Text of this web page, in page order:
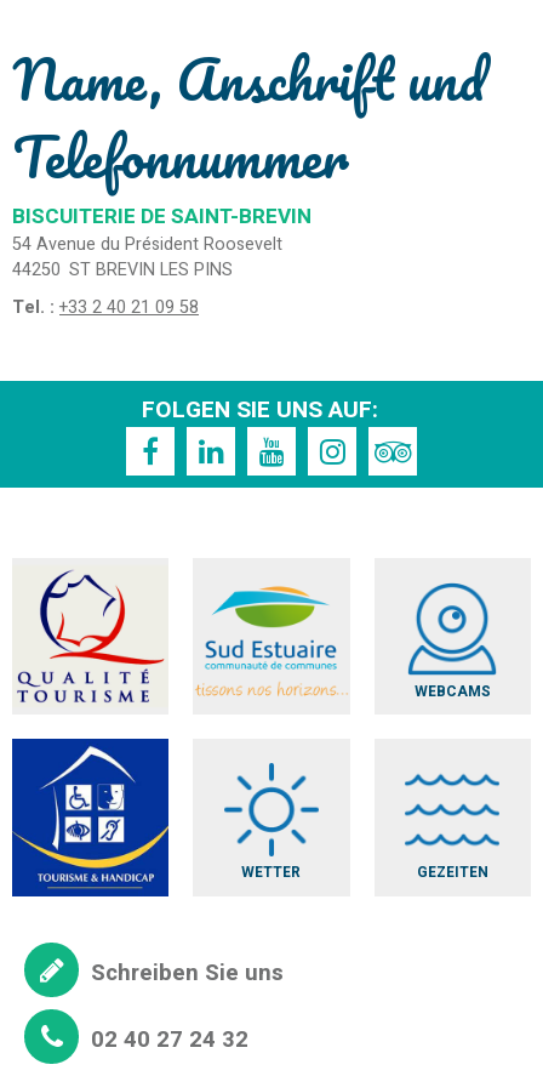
Name, Anschrift und
Telefonnummer
BISCUITERIE DE SAINT-BREVIN
54 Avenue du Président Roosevelt
44250 ST BREVIN LES PINS
Tel. : +33 2 40 21 09 58
FOLGEN SIE UNS AUF:
WEBCAMS
WETTER GEZEITEN
Schreiben Sie uns
02 40 27 24 32